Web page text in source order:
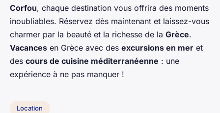
Corfou, chaque destination vous offrira des moments
inoubliables. Réservez dès maintenant et laissez-vous
charmer par la beauté et la richesse de la Grèce.
Vacances en Grèce avec des excursions en mer et
des cours de cuisine méditerranéenne : une
expérience à ne pas manquer !
Location